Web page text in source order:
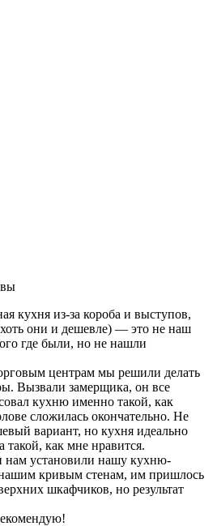
кухня из-за короба и выступов,
они и дешевле) — это не наш
где были, но не нашли
центрам мы решили делать
Вызвали замерщика, он все
кухню именно такой, как
сложилась окончательно. Не
вариант, но кухня идеально
такой, как мне нравится.
нам установили нашу кухню-
кривым стенам, им пришлось
шкафчиков, но результат